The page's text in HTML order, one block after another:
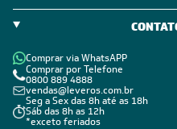
Comprar via WhatsAPP
Comprar por Telefone
0800 889 4888
vendas@leveros.com.br
Seg a Sex das 8h até as 18h
Sáb das 8h as 12h
*exceto feriados